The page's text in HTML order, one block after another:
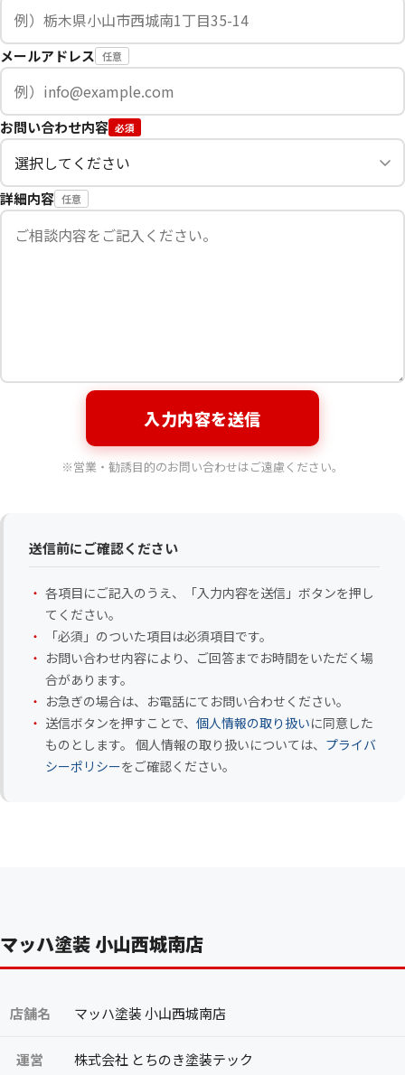
メールアドレス 任意
お問い合わせ内容 必須
詳細内容 任意
入力内容を送信
※営業・勧誘目的のお問い合わせはご遠慮ください。
送信前にご確認ください
各項目にご記入のうえ、「入力内容を送信」ボタンを押し
てください。
「必須」のついた項目は必須項目です。
お問い合わせ内容により、ご回答までお時間をいただく場
合があります。
お急ぎの場合は、お電話にてお問い合わせください。
送信ボタンを押すことで、 個人情報の取り扱いに同意した
ものとします。 個人情報の取り扱いについては、 プライバ
シーポリシーをご確認ください。
マッハ塗装 小山西城南店
店舗名 マッハ塗装 小山西城南店
運営 株式会社 とちのき塗装テック